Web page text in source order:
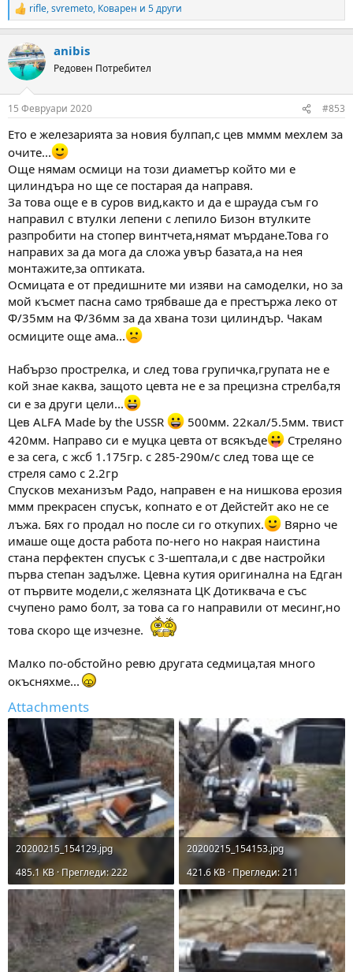
R
e
c
t
i
s
rifle,svremeto, Коварен и 5 други
anibis
Редовен Потребител
15 Февруари 2020 #853
Ето е железарията за новия булпап,с цев мммм мехлем за
очите...
Още нямам осмици на този диаметър който ми е
цилиндъра но ще се постарая да направя.
За това още е в суров вид,както и да е шрауда съм го
направил с втулки лепени с лепило Бизон втулките
разпробити на стопер винтчета,нямат мърдане.Това го
направих за да мога да сложа увър базата,а на нея
монтажите,за оптиката.
Осмицата е от предишните ми изяви на самоделки, но за
мой късмет пасна само трябваше да е престържа леко от
Ф/35мм на Ф/36мм за да хвана този цилиндър. Чакам
осмиците още ама...
Набързо прострелка, и след това групичка,групата не е
кой знае каква, защото цевта не е за прецизна стрелба,тя
си е за други цели...
Цев ALFA Made by the USSR
500мм. 22кал/5.5мм. твист
420мм. Направо си е муцка цевта от всякъде
Стреляно
е за сега, с жсб 1.175гр. с 285-290м/с след това ще се
стреля само с 2.2гр
Спусков механизъм Радо, направен е на нишкова ерозия
ммм прекрасен спусък, копнато е от Дейстейт ако не се
лъжа. Бях го продал но после си го откупих.
Вярно че
имаше още доста работа по-него но накрая наистина
стана перфектен спусък с 3-шептала,и с две настройки
първа степан задълже. Цевна кутия оригинална на Едган
от първите модели,с желязната ЦК Дотиквача е със
счупено рамо болт, за това са го направили от месинг,но
това скоро ще изчезне.
Малко по-обстойно ревю другата седмица,тая много
окъсняхме...
Attachments
20200215_154129.jpg
485.1 KB · Прегледи: 222
20200215_154153.jpg
421.6 KB · Прегледи: 211